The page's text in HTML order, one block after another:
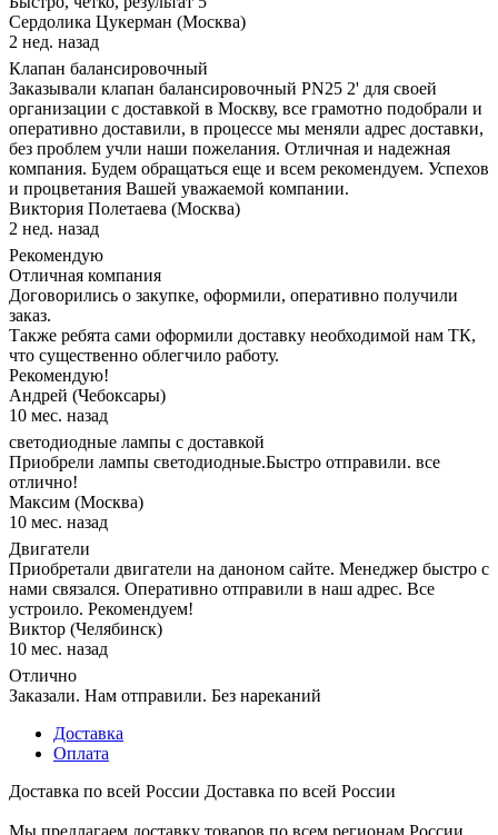
Сердолика Цукерман (Москва)
2 нед. назад
Клапан балансировочный
Заказывали клапан балансировочный PN25 2' для своей
организации с доставкой в Москву, все грамотно подобрали и
оперативно доставили, в процессе мы меняли адрес доставки,
без проблем учли наши пожелания. Отличная и надежная
компания. Будем обращаться еще и всем рекомендуем. Успехов
и процветания Вашей уважаемой компании.
Виктория Полетаева (Москва)
2 нед. назад
Рекомендую
Отличная компания
Договорились о закупке, оформили, оперативно получили
заказ.
Также ребята сами оформили доставку необходимой нам ТК,
что существенно облегчило работу.
Рекомендую!
Андрей (Чебоксары)
10 мес. назад
светодиодные лампы с доставкой
Приобрели лампы светодиодные.Быстро отправили. все
отлично!
Максим (Москва)
10 мес. назад
Двигатели
Приобретали двигатели на даноном сайте. Менеджер быстро с
нами связался. Оперативно отправили в наш адрес. Все
устроило. Рекомендуем!
Виктор (Челябинск)
10 мес. назад
Отлично
Заказали. Нам отправили. Без нареканий
Доставка
Оплата
Доставка по всей России Доставка по всей России
Мы предлагаем доставку товаров по всем регионам России.